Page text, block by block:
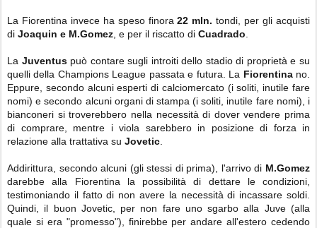
La Fiorentina invece ha speso finora22 mln. tondi, per gli acquisti
di Joaquin e M.Gomez , e per il riscatto di Cuadrado
La Juventuspuò contare sugli introiti dello stadio di proprietà e su
quelli della Champions League passata e futura. La Fiorentinano.
Eppure, secondo alcuni esperti di calciomercato (i soliti, inutile fare
nomi) e secondo alcuni organi di stampa (i soliti, inutile fare nomi), i
bianconeri si troverebbero nella necessità di dover vendere prima
di comprare, mentre i viola sarebbero in posizione di forza in
relazione alla trattativa su Jovetic
Addirittura, secondo alcuni (gli stessi di prima), l'arrivo di M.Gomez
darebbe alla Fiorentina la possibilità di dettare le condizioni,
testimoniando il fatto di non avere la necessità di incassare soldi.
Quindi, il buon Jovetic, per non fare uno sgarbo alla Juve (alla
quale si era "promesso"), finirebbe per andare all'estero cedendo